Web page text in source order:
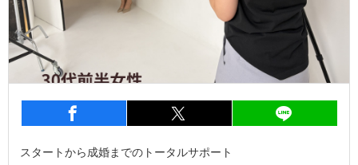
シェア シェア
スタートから成婚までのトータルサポート